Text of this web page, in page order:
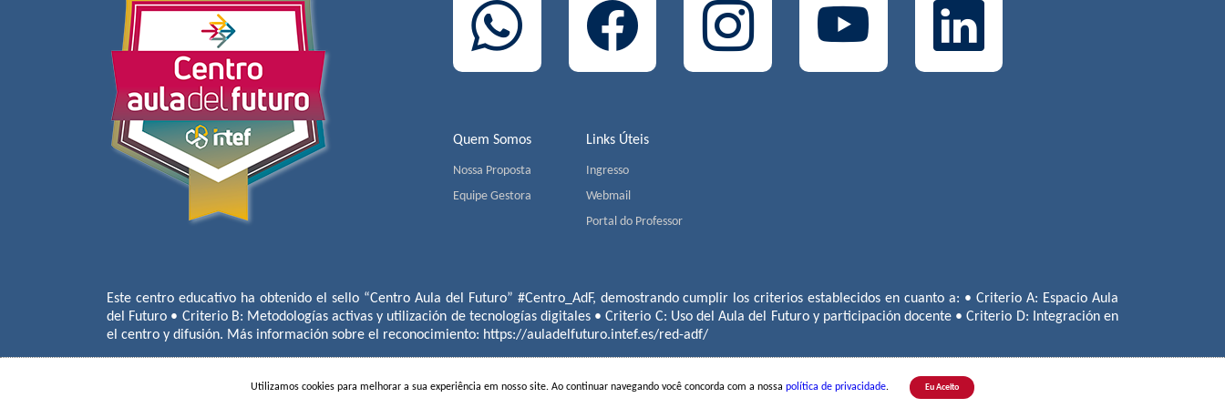
Quem Somos
Nossa Proposta
Equipe Gestora
Links Úteis
Ingresso
Webmail
Portal do Professor
Este centro educativo ha obtenido el sello “Centro Aula del Futuro” #Centro_AdF, demostrando cumplir los criterios establecidos en cuanto a: • Criterio A: Espacio Aula
del Futuro • Criterio B: Metodologías activas y utilización de tecnologías digitales • Criterio C: Uso del Aula del Futuro y participación docente • Criterio D: Integración en
el centro y difusión. Más información sobre el reconocimiento: https://auladelfuturo.intef.es/red-adf/
COLÉGIO MIGUEL DE CERVANTES | Av. Jorge João Saad, 905 - Morumbi - CEP 05618-001 - São Paulo | Tel.:+55(11) 3779-1800
Utilizamos cookies para melhorar a sua experiência em nosso site. Ao continuar navegando você concorda com a nossa política de privacidade. Eu Aceito